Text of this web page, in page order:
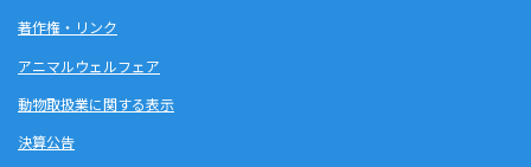
著作権・リンク
アニマルウェルフェア
動物取扱業に関する表示
決算公告